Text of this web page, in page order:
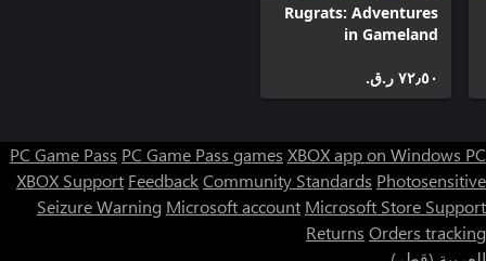
Rugrats: Adventures
in Gameland
٧٢٫٥٠ ر.ق.‏
PC Game Pass PC Game Pass games XBOX app on Windows PC
XBOX Support FeedbackCommunity Standards Photosensitive
Seizure Warning Microsoft account Microsoft Store Support
Returns Orders tracking